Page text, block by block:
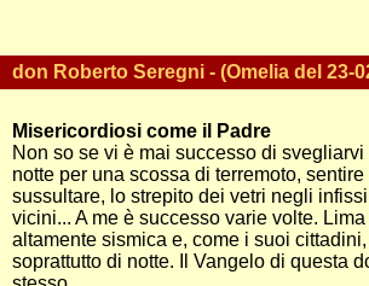
don Roberto Seregni - (Omelia del 23-
Misericordiosi come il Padre
Non so se vi è mai successo di
notte per una scossa di terremoto,
sussultare, lo strepito dei vetri negli
vicini... A me è successo varie volte.
altamente sismica e, come i suoi
soprattutto di notte. Il Vangelo di questa